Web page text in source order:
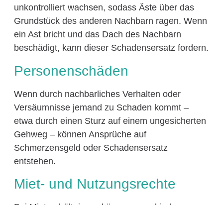
unkontrolliert wachsen, sodass Äste über das
Grundstück des anderen Nachbarn ragen. Wenn
ein Ast bricht und das Dach des Nachbarn
beschädigt, kann dieser Schadensersatz fordern.
Personenschäden
Wenn durch nachbarliches Verhalten oder
Versäumnisse jemand zu Schaden kommt –
etwa durch einen Sturz auf einem ungesicherten
Gehweg – können Ansprüche auf
Schmerzensgeld oder Schadensersatz
entstehen.
Miet- und Nutzungsrechte